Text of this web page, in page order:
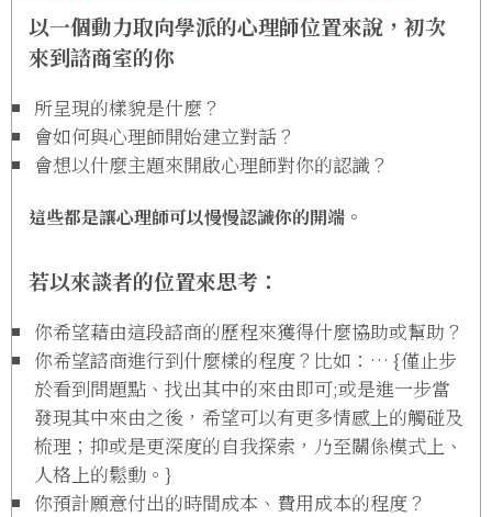
以一個動力取向學派的心理師位置來說，初次
來到諮商室的你
所呈現的樣貌是什麼？
會如何與心理師開始建立對話？
會想以什麼主題來開啟心理師對你的認識？
這些都是讓心理師可以慢慢認識你的開端。
若以來談者的位置來思考：
你希望藉由這段諮商的歷程來獲得什麼協助或幫助？
你希望諮商進行到什麼樣的程度？比如：… {僅止步
於看到問題點、找出其中的來由即可;或是進一步當
發現其中來由之後，希望可以有更多情感上的觸碰及
梳理；抑或是更深度的自我探索，乃至關係模式上、
人格上的鬆動。}
你預計願意付出的時間成本、費用成本的程度？